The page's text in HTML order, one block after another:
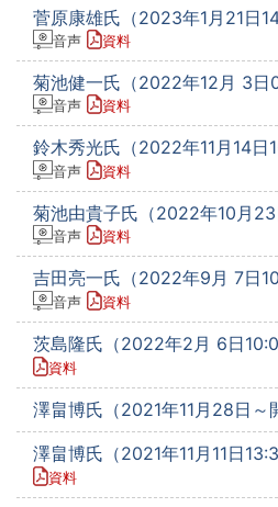
菅原康雄氏（2023年1月21日
音声 資料
菊池健一氏（2022年12月 3日
音声 資料
鈴木秀光氏（2022年11月14日
音声 資料
菊池由貴子氏（2022年10月23
音声 資料
吉田亮一氏（2022年9月 7日
音声 資料
茨島隆氏（2022年2月 6日
資料
澤畠博氏（2021年11月28日～
澤畠博氏（2021年11月11日
資料